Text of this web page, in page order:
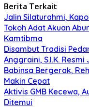
Berita Terkait
Jalin Silaturahmi,
Tokoh Adat Akuan
Kamtibma
Disambut Tradisi
Anggraini, S.I.K.
Babinsa Bergerak,
Makin Cepat
Aktivis GMB Kecewa,
Ditemui